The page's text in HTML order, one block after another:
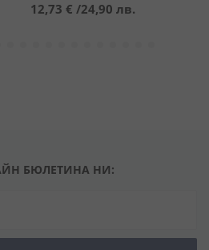
12,73 € /24,90 лв.
БЮЛЕТИНА НИ: